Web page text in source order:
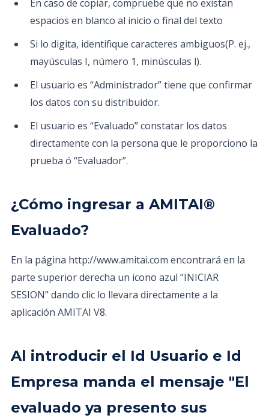
En caso de copiar, compruebe que no existan
espacios en blanco al inicio o final del texto
Si lo digita, identifique caracteres ambiguos(P. ej.,
mayúsculas I, número 1, minúsculas l).
El usuario es “Administrador” tiene que confirmar
los datos con su distribuidor.
El usuario es “Evaluado” constatar los datos
directamente con la persona que le proporciono la
prueba ó “Evaluador”.
¿Cómo ingresar a AMITAI®
Evaluado?
En la página http://www.amitai.com encontrará en la
parte superior derecha un icono azul “INICIAR
SESION” dando clic lo llevara directamente a la
aplicación AMITAI V8.
Al introducir el Id Usuario e Id
Empresa manda el mensaje "El
evaluado ya presento sus